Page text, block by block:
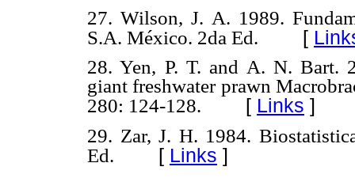
27. Wilson, J. A. 1989.
S.A. México. 2da Ed. [
28. Yen, P. T. and A. N. Bart.
giant freshwater prawn
280: 124-128. [ Links ]
29. Zar, J. H. 1984.
Ed. [ Links ]